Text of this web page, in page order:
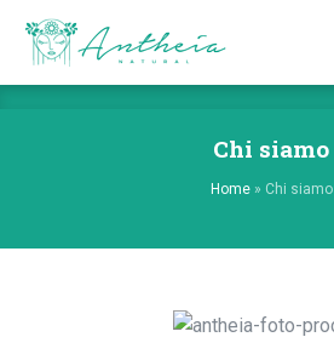
Chi siamo
Home» Chi siamo